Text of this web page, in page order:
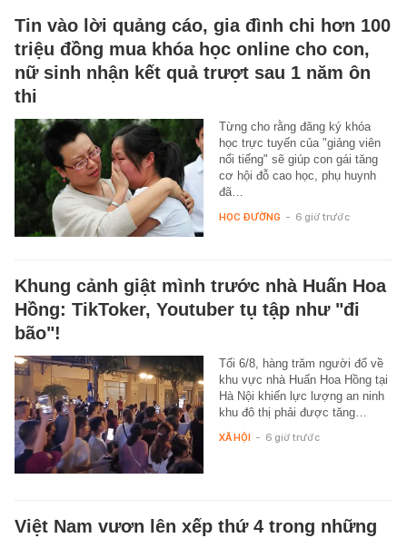
Tin vào lời quảng cáo, gia đình chi hơn 100
triệu đồng mua khóa học online cho con,
nữ sinh nhận kết quả trượt sau 1 năm ôn
thi
Từng cho rằng đăng ký khóa
học trực tuyến của "giảng viên
nổi tiếng" sẽ giúp con gái tăng
cơ hội đỗ cao học, phụ huynh
đã…
HỌC ĐƯỜNG - 6 giờ trước
Khung cảnh giật mình trước nhà Huấn Hoa
Hồng: TikToker, Youtuber tụ tập như "đi
bão"!
Tối 6/8, hàng trăm người đổ về
khu vực nhà Huấn Hoa Hồng tại
Hà Nội khiến lực lượng an ninh
khu đô thị phải được tăng…
XÃ HỘI - 6 giờ trước
Việt Nam vươn lên xếp thứ 4 trong những